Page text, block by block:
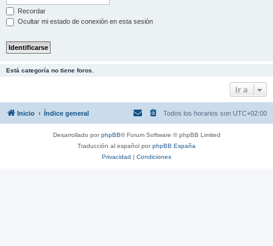
Recordar
Ocultar mi estado de conexión en esta sesión
Está categoría no tiene foros.
Ir a
Inicio Índice general Todos los horarios son UTC+02:00
Desarrollado porphpBB® Forum Software © phpBB Limited
Traducción al español porphpBB España
Privacidad | Condiciones